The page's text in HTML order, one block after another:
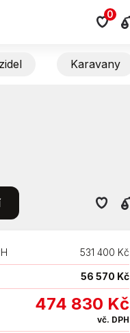
0
Karavany
531 400 Kč
56 570 Kč
474 830 Kč
vč. DPH